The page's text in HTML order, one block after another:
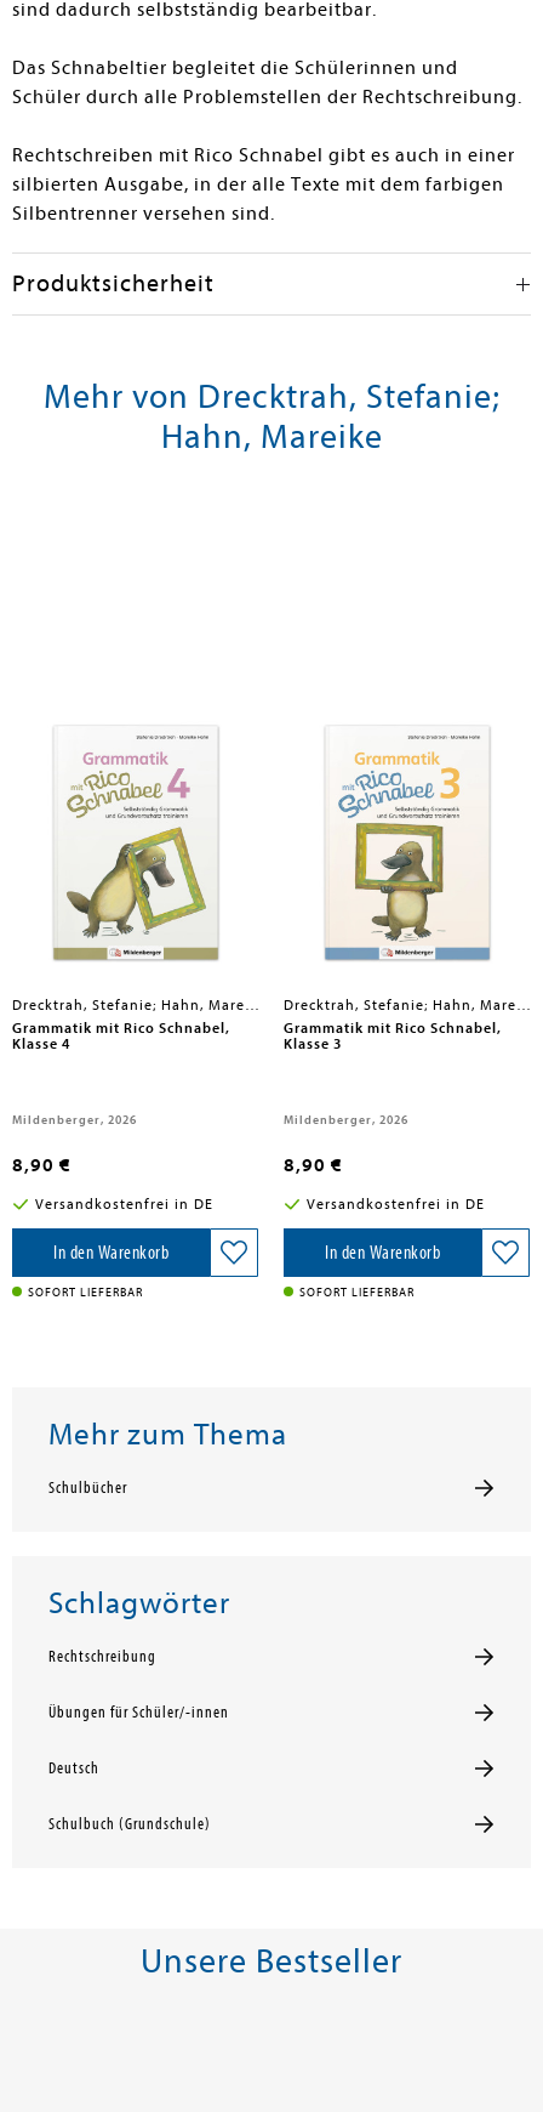
sind dadurch selbstständig bearbeitbar.
Das Schnabeltier begleitet die Schülerinnen und
Schüler durch alle Problemstellen der Rechtschreibung.
Rechtschreiben mit Rico Schnabel gibt es auch in einer
silbierten Ausgabe, in der alle Texte mit dem farbigen
Silbentrenner versehen sind.
Produktsicherheit
Mehr von Drecktrah, Stefanie;
Hahn, Mareike
Drecktrah, Stefanie; Hahn, Mareike
Grammatik mit Rico Schnabel,
Klasse 4
Mildenberger, 2026
8,90 €
Versandkostenfrei in DE
In den Warenkorb
SOFORT LIEFERBAR
Drecktrah, Stefanie; Hahn, Mareike
Grammatik mit Rico Schnabel,
Klasse 3
Mildenberger, 2026
8,90 €
Versandkostenfrei in DE
In den Warenkorb
SOFORT LIEFERBAR
Mehr zum Thema
Schulbücher
Schlagwörter
Rechtschreibung
Übungen für Schüler/-innen
Deutsch
Schulbuch (Grundschule)
Unsere Bestseller